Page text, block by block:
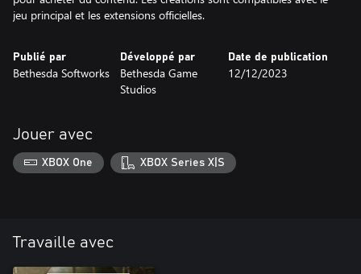
jeu principal et les extensions officielles.
Publié par
Bethesda Softworks
Développé par
Bethesda Game
Studios
Date de publication
12/12/2023
Jouer avec
XBOX One XBOX Series X|S
Travaille avec